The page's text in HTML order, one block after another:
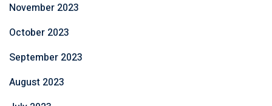
November 2023
October 2023
September 2023
August 2023